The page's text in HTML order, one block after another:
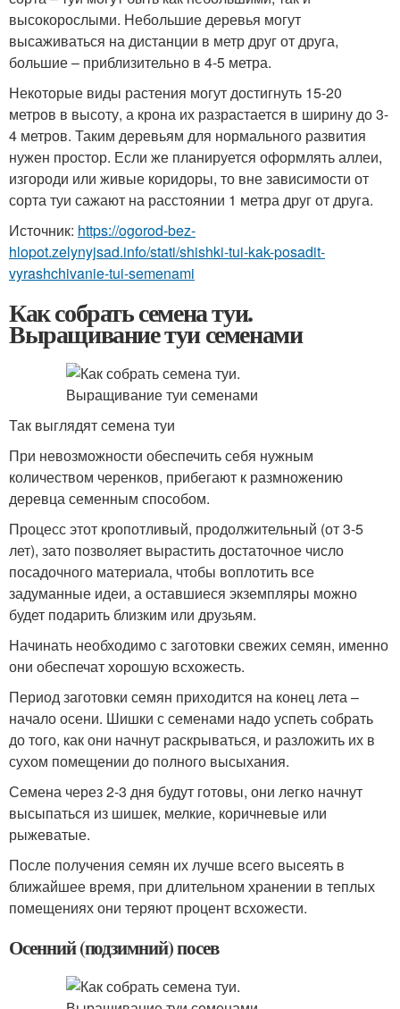
высокорослыми. Небольшие деревья могут
высаживаться на дистанции в метр друг от друга,
большие – приблизительно в 4-5 метра.
Некоторые виды растения могут достигнуть 15-20
метров в высоту, а крона их разрастается в ширину до 3-
4 метров. Таким деревьям для нормального развития
нужен простор. Если же планируется оформлять аллеи,
изгороди или живые коридоры, то вне зависимости от
сорта туи сажают на расстоянии 1 метра друг от друга.
Источник: https://ogorod-bez-
hlopot.zelynyjsad.info/stati/shishki-tui-kak-posadit-
vyrashchivanie-tui-semenami
Как собрать семена туи.
Выращивание туи семенами
Так выглядят семена туи
При невозможности обеспечить себя нужным
количеством черенков, прибегают к размножению
деревца семенным способом.
Процесс этот кропотливый, продолжительный (от 3-5
лет), зато позволяет вырастить достаточное число
посадочного материала, чтобы воплотить все
задуманные идеи, а оставшиеся экземпляры можно
будет подарить близким или друзьям.
Начинать необходимо с заготовки свежих семян, именно
они обеспечат хорошую всхожесть.
Период заготовки семян приходится на конец лета –
начало осени. Шишки с семенами надо успеть собрать
до того, как они начнут раскрываться, и разложить их в
сухом помещении до полного высыхания.
Семена через 2-3 дня будут готовы, они легко начнут
высыпаться из шишек, мелкие, коричневые или
рыжеватые.
После получения семян их лучше всего высеять в
ближайшее время, при длительном хранении в теплых
помещениях они теряют процент всхожести.
Осенний (подзимний) посев